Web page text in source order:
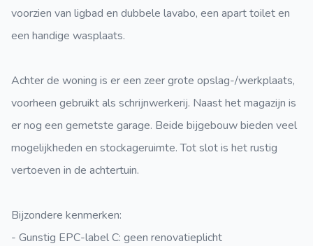
voorzien van ligbad en dubbele lavabo, een apart toilet en
een handige wasplaats.
Achter de woning is er een zeer grote opslag-/werkplaats,
voorheen gebruikt als schrijnwerkerij. Naast het magazijn is
er nog een gemetste garage. Beide bijgebouw bieden veel
mogelijkheden en stockageruimte. Tot slot is het rustig
vertoeven in de achtertuin.
Bijzondere kenmerken:
- Gunstig EPC-label C: geen renovatieplicht